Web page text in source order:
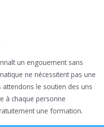
un engouement sans
ne nécessitent pas une
attendons le soutien des uns
à chaque personne
une formation.